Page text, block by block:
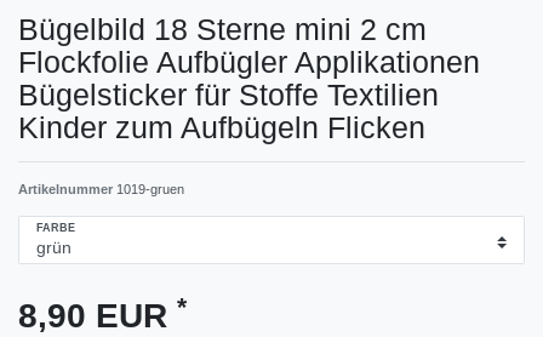
Bügelbild 18 Sterne mini 2 cm
Flockfolie Aufbügler Applikationen
Bügelsticker für Stoffe Textilien
Kinder zum Aufbügeln Flicken
Artikelnummer 1019-gruen
FARBE
8,90 EUR *